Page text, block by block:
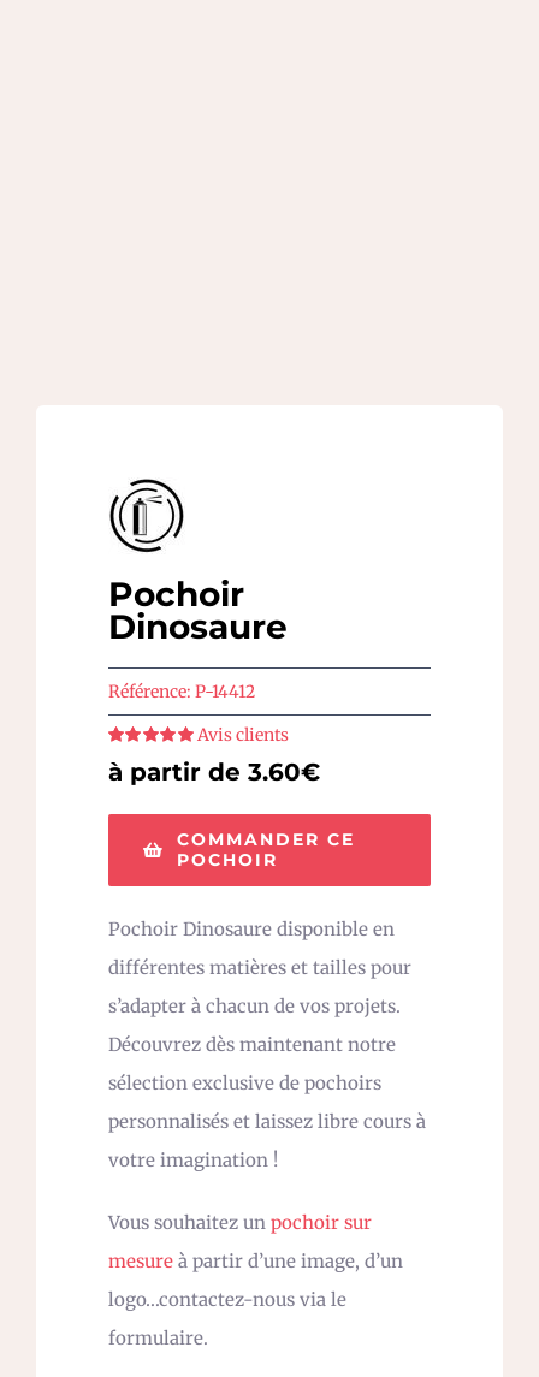
Pochoir
Dinosaure
Référence: P-14412
Note sur 5
Avis clients
à partir de 3.60€
COMMANDER CE
POCHOIR
Pochoir Dinosaure disponible en
différentes matières et tailles pour
s’adapter à chacun de vos projets.
Découvrez dès maintenant notre
sélection exclusive de pochoirs
personnalisés et laissez libre cours à
votre imagination !
Vous souhaitez un pochoir sur
mesure à partir d’une image, d’un
logo…contactez-nous via le
formulaire.